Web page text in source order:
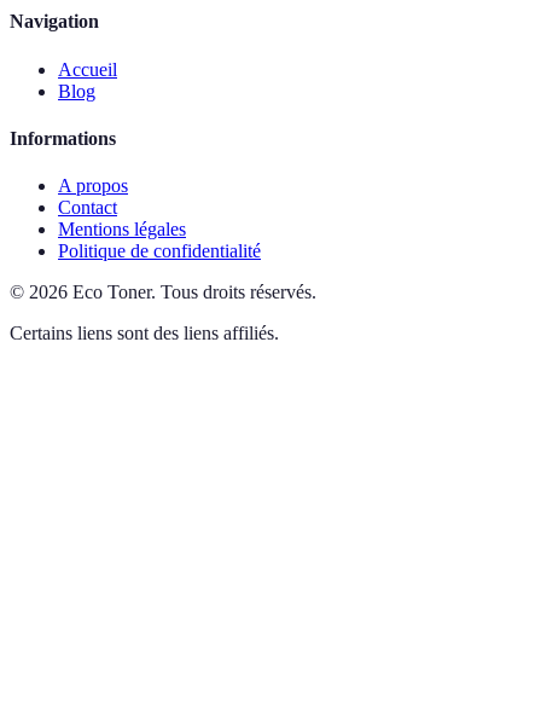
Navigation
Accueil
Blog
Informations
A propos
Contact
Mentions légales
Politique de confidentialité
© 2026 Eco Toner. Tous droits réservés.
Certains liens sont des liens affiliés.